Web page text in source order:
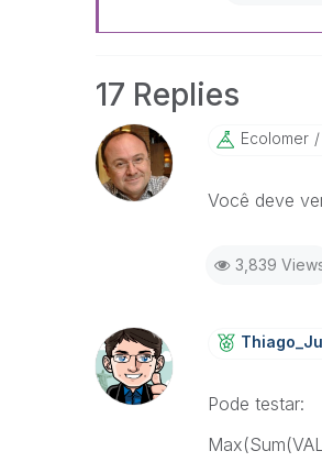
17 Replies
Ecolomer
Você deve
3,839
Pode testar: